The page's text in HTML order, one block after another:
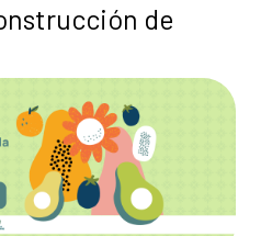
de